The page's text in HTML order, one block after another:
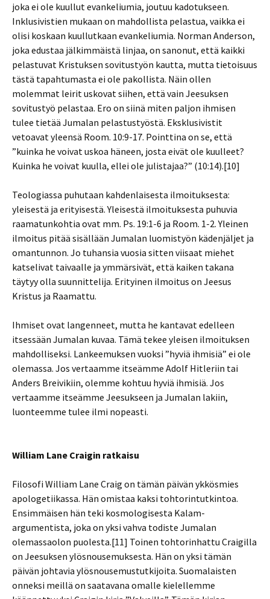
joka ei ole kuullut evankeliumia, joutuu kadotukseen.
Inklusivistien mukaan on mahdollista pelastua, vaikka ei
olisi koskaan kuullutkaan evankeliumia. Norman Anderson,
joka edustaa jälkimmäistä linjaa, on sanonut, että kaikki
pelastuvat Kristuksen sovitustyön kautta, mutta tietoisuus
tästä tapahtumasta ei ole pakollista. Näin ollen
molemmat leirit uskovat siihen, että vain Jeesuksen
sovitustyö pelastaa. Ero on siinä miten paljon ihmisen
tulee tietää Jumalan pelastustyöstä. Eksklusivistit
vetoavat yleensä Room. 10:9-17. Pointtina on se, että
”kuinka he voivat uskoa häneen, josta eivät ole kuulleet?
Kuinka he voivat kuulla, ellei ole julistajaa?” (10:14).[10]
Teologiassa puhutaan kahdenlaisesta ilmoituksesta:
yleisestä ja erityisestä. Yleisestä ilmoituksesta puhuvia
raamatunkohtia ovat mm. Ps. 19:1-6 ja Room. 1-2. Yleinen
ilmoitus pitää sisällään Jumalan luomistyön kädenjäljet ja
omantunnon. Jo tuhansia vuosia sitten viisaat miehet
katselivat taivaalle ja ymmärsivät, että kaiken takana
täytyy olla suunnittelija. Erityinen ilmoitus on Jeesus
Kristus ja Raamattu.
Ihmiset ovat langenneet, mutta he kantavat edelleen
itsessään Jumalan kuvaa. Tämä tekee yleisen ilmoituksen
mahdolliseksi. Lankeemuksen vuoksi ”hyviä ihmisiä” ei ole
olemassa. Jos vertaamme itseämme Adolf Hitleriin tai
Anders Breivikiin, olemme kohtuu hyviä ihmisiä. Jos
vertaamme itseämme Jeesukseen ja Jumalan lakiin,
luonteemme tulee ilmi nopeasti.
William Lane Craigin ratkaisu
Filosofi William Lane Craig on tämän päivän ykkösmies
apologetiikassa. Hän omistaa kaksi tohtorintutkintoa.
Ensimmäisen hän teki kosmologisesta Kalam-
argumentista, joka on yksi vahva todiste Jumalan
olemassaolon puolesta.[11] Toinen tohtorinhattu Craigilla
on Jeesuksen ylösnousemuksesta. Hän on yksi tämän
päivän johtavia ylösnousemustutkijoita. Suomalaisten
onneksi meillä on saatavana omalle kielellemme